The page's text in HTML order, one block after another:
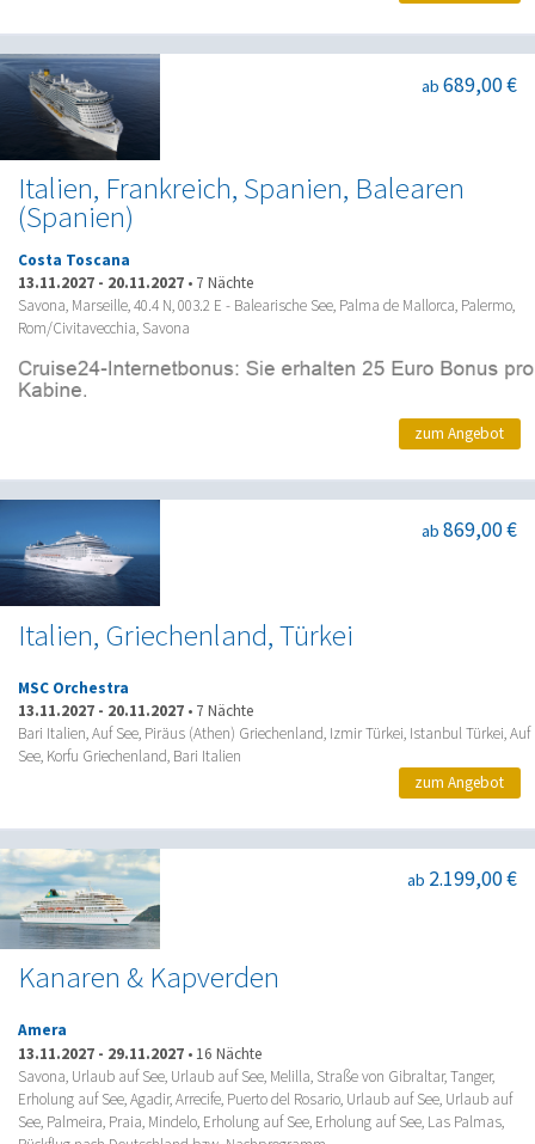
Italien, Frankreich, Spanien, Balearen
(Spanien)
ab 689,00 €
Costa Toscana
13.11.2027 - 20.11.2027 • 7 Nächte
Savona, Marseille, 40.4 N, 003.2 E - Balearische See, Palma de Mallorca, Palermo,
Rom/Civitavecchia, Savona
zum Angebot
Italien, Griechenland, Türkei
ab 869,00 €
MSC Orchestra
13.11.2027 - 20.11.2027 • 7 Nächte
Bari Italien, Auf See, Piräus (Athen) Griechenland, Izmir Türkei, Istanbul Türkei, Auf
See, Korfu Griechenland, Bari Italien
zum Angebot
Kanaren & Kapverden
ab 2.199,00 €
Amera
13.11.2027 - 29.11.2027 • 16 Nächte
Savona, Urlaub auf See, Urlaub auf See, Melilla, Straße von Gibraltar, Tanger,
Erholung auf See, Agadir, Arrecife, Puerto del Rosario, Urlaub auf See, Urlaub auf
See, Palmeira, Praia, Mindelo, Erholung auf See, Erholung auf See, Las Palmas,